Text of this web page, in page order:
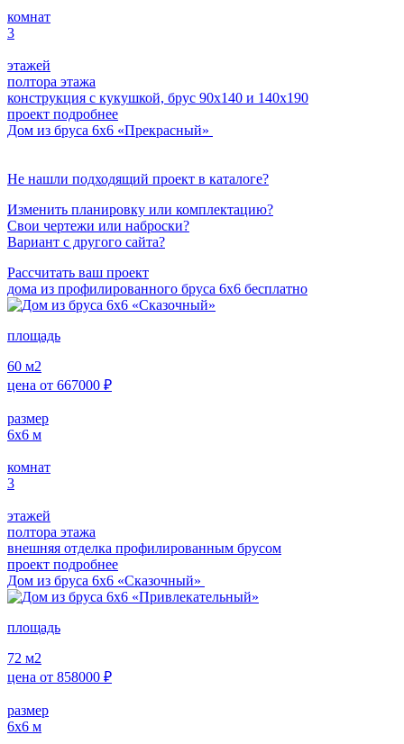
комнат
3
этажей
полтора этажа
конструкция с кукушкой, брус 90х140 и 140х190
проект подробнее
Дом из бруса 6х6 «Прекрасный»
Не нашли подходящий проект в каталоге?
Изменить планировку или комплектацию?
Свои чертежи или наброски?
Вариант с другого сайта?
Рассчитать ваш проект
дома из профилированного бруса 6х6 бесплатно
площадь
60 м2
цена от 667000 ₽
размер
6х6 м
комнат
3
этажей
полтора этажа
внешняя отделка профилированным брусом
проект подробнее
Дом из бруса 6х6 «Сказочный»
площадь
72 м2
цена от 858000 ₽
размер
6х6 м